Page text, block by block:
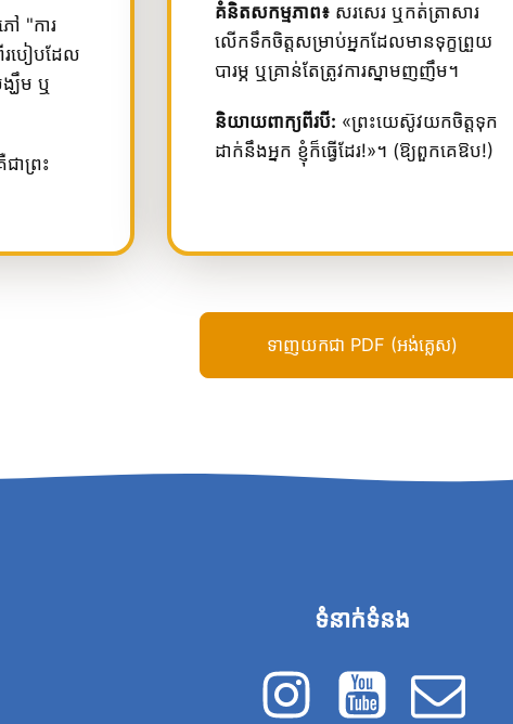
ៅ "ការ
បៀបដែល
ឃឹម ឬ
ាព្រះ
គំនិតសកម្មភាព៖ សរសេរ ឬកត់ត្រាសារ
លើកទឹកចិត្តសម្រាប់អ្នកដែលមានទុក្ខព្រួយ
បារម្ភ ឬគ្រាន់តែត្រូវការស្នាមញញឹម។
និយាយពាក្យពីរបី: «ព្រះយេស៊ូវ​យក​ចិត្ត​ទុក​
ដាក់​នឹង​អ្នក ខ្ញុំ​ក៏​ធ្វើ​ដែរ!»។ (ឱ្យពួកគេឱប!)
ទាញយកជា PDF (អង់គ្លេស)
ទំនាក់ទំនង